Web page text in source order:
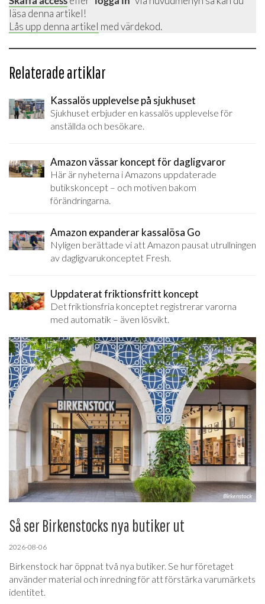
läsa denna artikel!
Lås upp denna artikel med värdekod.
Relaterade artiklar
Kassalös upplevelse på sjukhuset
Sjukhuset erbjuder en kassalös upplevelse för
anställda och besökare.
Amazon vässar koncept för dagligvaror
Här är nyheterna i Amazons uppdaterade
butikskoncept – och motiven bakom
förändringarna.
Amazon expanderar kassalösa Go
Nyligen berättade vi att Amazon pausat utrullningen
av dagligvarukonceptet Fresh.
Uppdaterat friktionsfritt koncept
Det friktionsfria konceptet registrerar varorna
med automatik – även lösvikt.
Så ser Birkenstocks nya butiker ut
2026-08-06
Birkenstock har öppnat två nya butiker. Se hur företaget
använder material och inredning för att förstärka varumärkets
identitet.